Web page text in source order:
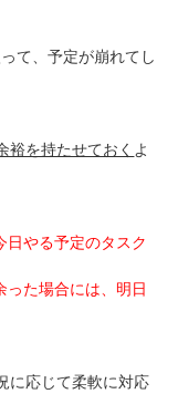
て、予定が崩れてし
裕を持たせておく よ
日やる予定のタスク
った場合には、明日
に応じて柔軟に対応